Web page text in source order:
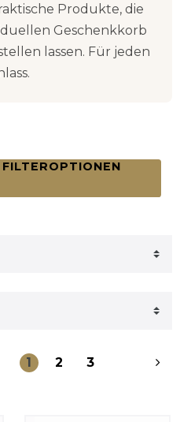
Produkte, die
Geschenkkorb
lassen. Für jeden
1 2 3